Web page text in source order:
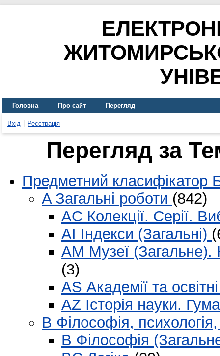
Головна Про сайт Перегляд
Вхід Реєстрація
Перегляд за
Предметний класифікатор
A Загальні роботи (842)
AC Колекції. Серії.
AI Індекси (Загальні)
AM Музеї (Загальне).
(3)
AS Академії та
AZ Історія науки.
B Філософія, психологія,
B Філософія